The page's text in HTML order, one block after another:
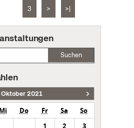
3 > >|
Suchen
Oktober 2021
Mi Do Fr Sa
So